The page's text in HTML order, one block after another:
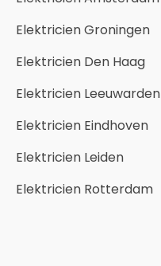
Elektricien Groningen
Elektricien Den Haag
Elektricien Leeuwarden
Elektricien Eindhoven
Elektricien Leiden
Elektricien Rotterdam